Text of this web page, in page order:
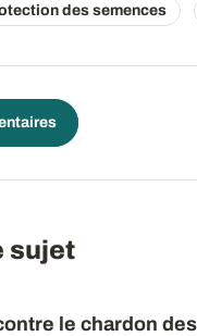
des semences
sujet
le chardon des